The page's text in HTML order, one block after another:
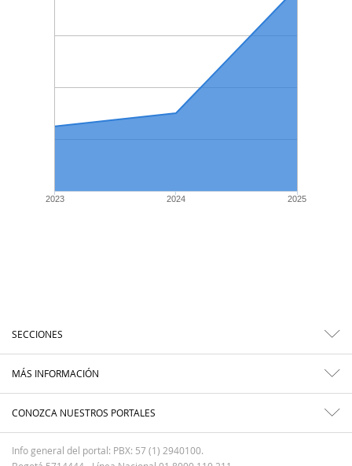
2023 2024 2025
SECCIONES
MÁS INFORMACIÓN
CONOZCA NUESTROS PORTALES
Info general del portal: PBX: 57 (1) 2940100.